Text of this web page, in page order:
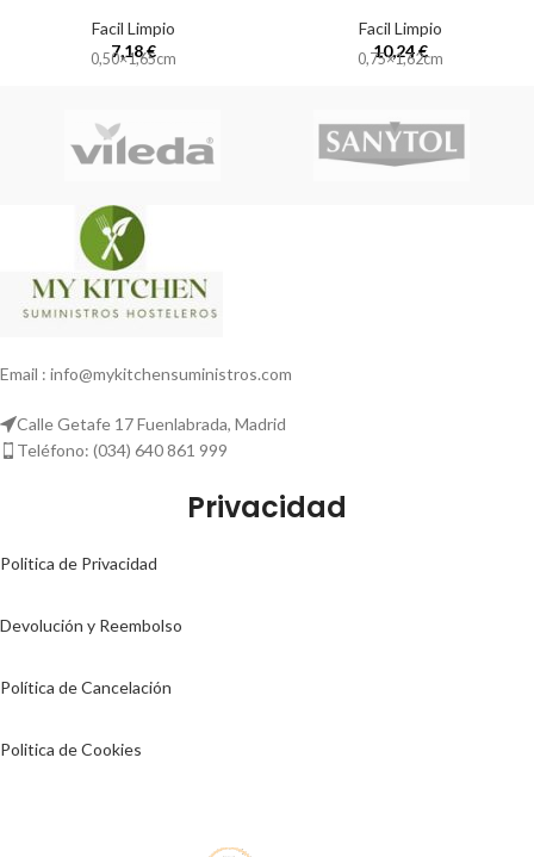
Facil Limpio
7,18€
0,50×1,65cm
Facil Limpio
10,24€
0,75×1,62cm
Email : info@mykitchensuministros.com
Calle Getafe 17 Fuenlabrada, Madrid
Teléfono: (034) 640 861 999
Privacidad
Politica de Privacidad
Devolución y Reembolso
Política de Cancelación
Politica de Cookies